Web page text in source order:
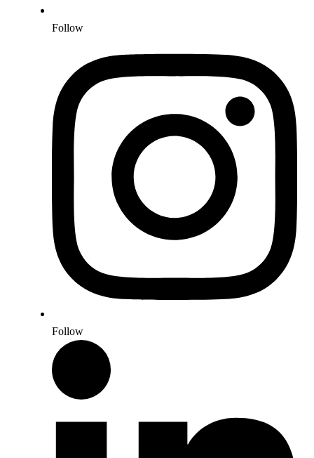
Follow
Follow